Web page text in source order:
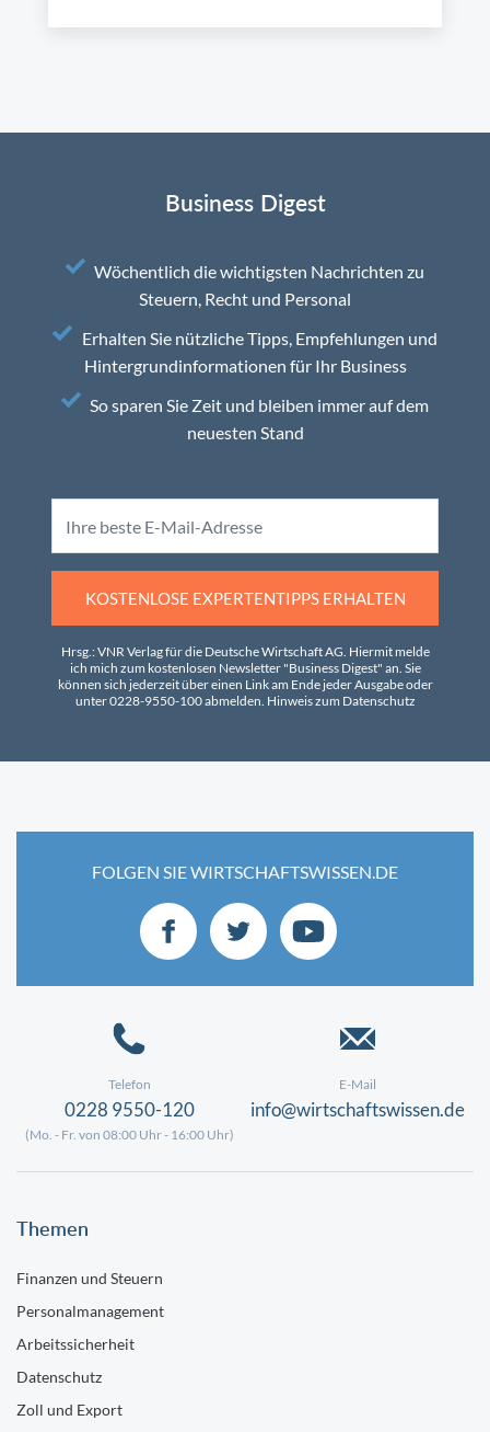
Business Digest
Wöchentlich die wichtigsten Nachrichten zu
Steuern, Recht und Personal
Erhalten Sie nützliche Tipps, Empfehlungen und
Hintergrundinformationen für Ihr Business
So sparen Sie Zeit und bleiben immer auf dem
neuesten Stand
KOSTENLOSE EXPERTENTIPPS ERHALTEN
Hrsg.: VNR Verlag für die Deutsche Wirtschaft AG. Hiermit melde
ich mich zum kostenlosen Newsletter "Business Digest" an. Sie
können sich jederzeit über einen Link am Ende jeder Ausgabe oder
unter 0228-9550-100 abmelden. Hinweis zum Datenschutz
FOLGEN SIE WIRTSCHAFTSWISSEN.DE
Telefon
0228 9550-120
(Mo. - Fr. von 08:00 Uhr - 16:00 Uhr)
E-Mail
info@wirtschaftswissen.de
Themen
Finanzen und Steuern
Personalmanagement
Arbeitssicherheit
Datenschutz
Zoll und Export